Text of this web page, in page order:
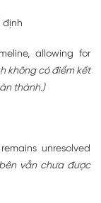
định
allowing for
không có điểm kết
thành.)
unresolved
vẫn chưa được